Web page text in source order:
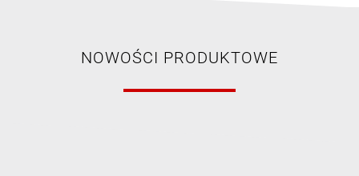
NOWOŚCI PRODUKTOWE